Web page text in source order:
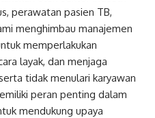
perawatan pasien TB,
menghimbau manajemen
memperlakukan
layak, dan menjaga
tidak menulari karyawan
peran penting dalam
mendukung upaya